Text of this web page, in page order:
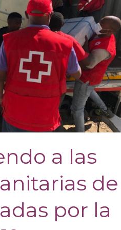
a las
de
por la